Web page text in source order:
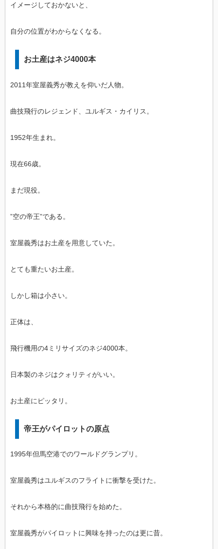
イメージしておかないと、
自分の位置がわからなくなる。
お土産はネジ4000本
2011年室屋義秀が教えを仰いだ人物。
曲技飛行のレジェンド、ユルギス・カイリス。
1952年生まれ。
現在66歳。
まだ現役。
”空の帝王”である。
室屋義秀はお土産を用意していた。
とても重たいお土産。
しかし箱は小さい。
正体は、
飛行機用の4ミリサイズのネジ4000本。
日本製のネジはクォリティがいい。
お土産にピッタリ。
帝王がパイロットの原点
1995年但馬空港でのワールドグランプリ。
室屋義秀はユルギスのフライトに衝撃を受けた。
それから本格的に曲技飛行を始めた。
室屋義秀がパイロットに興味を持ったのは更に昔。